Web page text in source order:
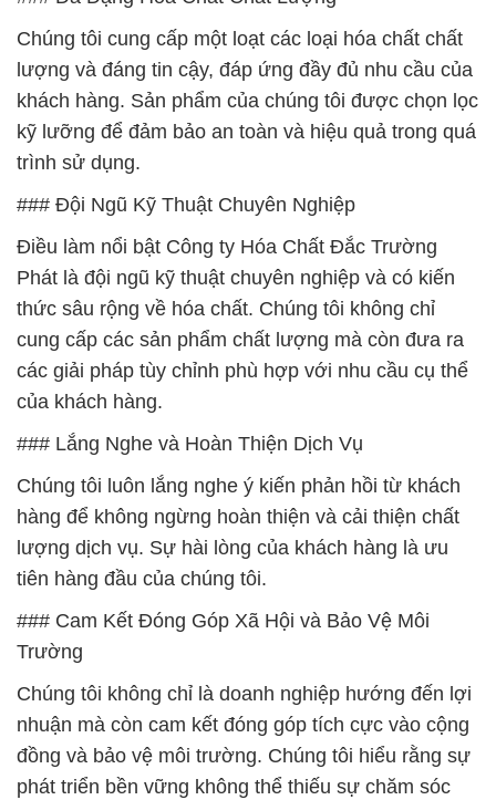
Chúng tôi cung cấp một loạt các loại hóa chất chất
lượng và đáng tin cậy, đáp ứng đầy đủ nhu cầu của
khách hàng. Sản phẩm của chúng tôi được chọn lọc
kỹ lưỡng để đảm bảo an toàn và hiệu quả trong quá
trình sử dụng.
### Đội Ngũ Kỹ Thuật Chuyên Nghiệp
Điều làm nổi bật Công ty Hóa Chất Đắc Trường
Phát là đội ngũ kỹ thuật chuyên nghiệp và có kiến
thức sâu rộng về hóa chất. Chúng tôi không chỉ
cung cấp các sản phẩm chất lượng mà còn đưa ra
các giải pháp tùy chỉnh phù hợp với nhu cầu cụ thể
của khách hàng.
### Lắng Nghe và Hoàn Thiện Dịch Vụ
Chúng tôi luôn lắng nghe ý kiến phản hồi từ khách
hàng để không ngừng hoàn thiện và cải thiện chất
lượng dịch vụ. Sự hài lòng của khách hàng là ưu
tiên hàng đầu của chúng tôi.
### Cam Kết Đóng Góp Xã Hội và Bảo Vệ Môi
Trường
Chúng tôi không chỉ là doanh nghiệp hướng đến lợi
nhuận mà còn cam kết đóng góp tích cực vào cộng
đồng và bảo vệ môi trường. Chúng tôi hiểu rằng sự
phát triển bền vững không thể thiếu sự chăm sóc